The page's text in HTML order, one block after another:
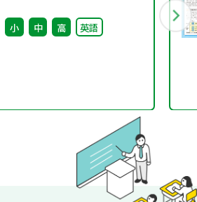
回） 配付資料
小 中 高 英語